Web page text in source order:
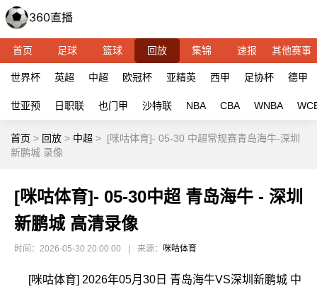
首页 足球 篮球 回放 集锦 速报 其他赛事
世界杯 英超 中超 欧冠杯 亚精英 西甲 足协杯 德甲
世亚预 日职联 也门甲 沙特联 NBA CBA WNBA
首页 > 回放 > 中超 > [咪咕体育]- 05-30 中超常规赛青岛海牛-深圳
新鹏城 录像
[咪咕体育]- 05-30中超 青岛海牛 - 深圳
新鹏城 高清录像
时间：2026-05-30 20:00:00 来源： 咪咕体育
[咪咕体育] 2026年05月30日 青岛海牛VS深圳新鹏城 中